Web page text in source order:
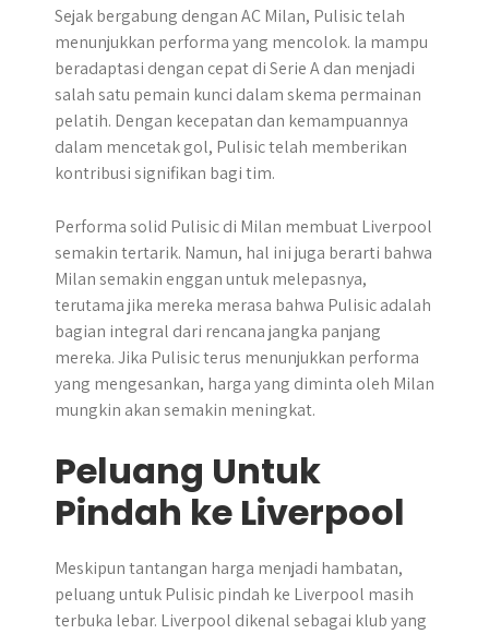
Sejak bergabung dengan AC Milan, Pulisic telah
menunjukkan performa yang mencolok. Ia mampu
beradaptasi dengan cepat di Serie A dan menjadi
salah satu pemain kunci dalam skema permainan
pelatih. Dengan kecepatan dan kemampuannya
dalam mencetak gol, Pulisic telah memberikan
kontribusi signifikan bagi tim.
Performa solid Pulisic di Milan membuat Liverpool
semakin tertarik. Namun, hal ini juga berarti bahwa
Milan semakin enggan untuk melepasnya,
terutama jika mereka merasa bahwa Pulisic adalah
bagian integral dari rencana jangka panjang
mereka. Jika Pulisic terus menunjukkan performa
yang mengesankan, harga yang diminta oleh Milan
mungkin akan semakin meningkat.
Peluang Untuk
Pindah ke Liverpool
Meskipun tantangan harga menjadi hambatan,
peluang untuk Pulisic pindah ke Liverpool masih
terbuka lebar. Liverpool dikenal sebagai klub yang